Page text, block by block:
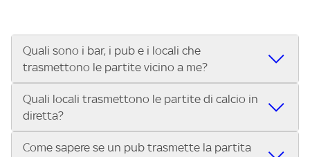
Quali sono i bar, i pub e i locali che
trasmettono le partite vicino a me?
Se cerchi un bar, pub, ristorante o locale vicino a te per
vedere le partite di Serie A ENILIVE, la Serie C Sky Wifi, la
UEFA Champions League, la UEFA Europa League, la UEFA
Conference League, il Tennis, la Formula 1®, la MotoGP™ e
Quali locali trasmettono le partite di calcio in
diretta?
Vuoi sapere quali bar, pub o ristoranti mostrano le partite
Come sapere se un pub trasmette la partita